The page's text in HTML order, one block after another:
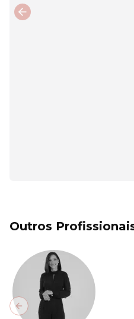
Previous slide
Outros
Previous slide